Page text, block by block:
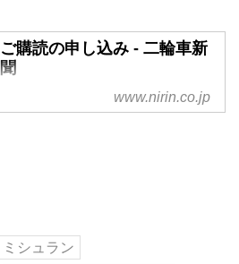
ご購読の申し込み - 二輪車新
聞
www.nirin.co.jp
ミシュラン